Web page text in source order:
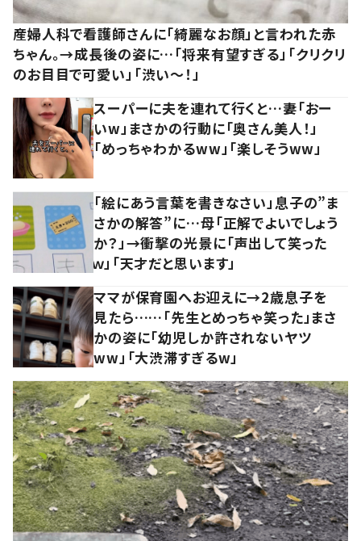
産婦人科で看護師さんに「綺麗なお顔」と言われた赤
ちゃん。→成長後の姿に…「将来有望すぎる」「クリクリ
のお目目で可愛い」「渋い～！」
スーパーに夫を連れて行くと…妻「おー
いw」まさかの行動に「奥さん美人！」
「めっちゃわかるww」「楽しそうww」
「絵にあう言葉を書きなさい」息子の”ま
さかの解答”に…母「正解でよいでしょう
か？」→衝撃の光景に「声出して笑った
ｗ」「天才だと思います」
ママが保育園へお迎えに→2歳息子を
見たら……「先生とめっちゃ笑った」まさ
かの姿に「幼児しか許されないヤツ
ww」「大渋滞すぎるw」